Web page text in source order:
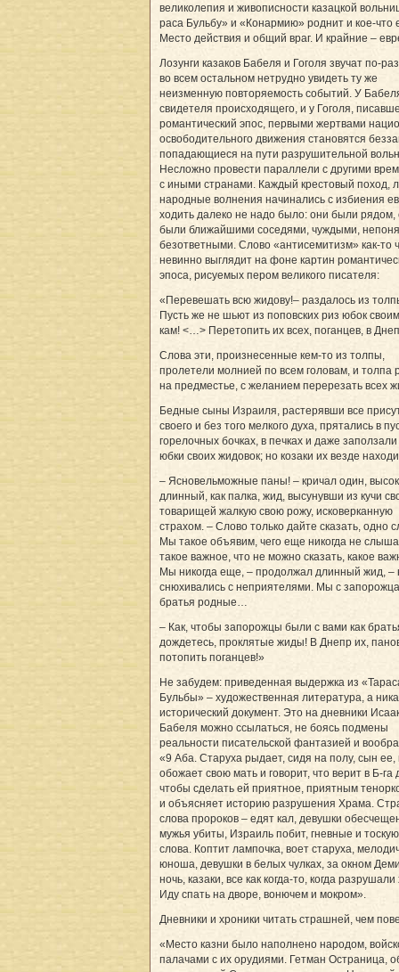
великолепия и живописности казацкой
ра­са Бульбу» и «Конармию» роднит и кое-что
Место действия и общий враг. И крайние –
Лозунги казаков Бабеля и Гоголя звучат по-
во всем остальном нетрудно увидеть ту же
неизменную повторяемость событий. У
свидетеля происходящего, и у Гоголя,
романтический эпос, первыми жертвами
освободительного движения становятся
попадающиеся на пути разрушительной
Несложно провести параллели с другими
с иными странами. Каждый крестовый поход,
народные волнения начинались с избиения
ходить далеко не надо было: они были рядом,
были ближайшими соседями, чуждыми,
безответными. Слово «антисемитизм» как-то
невинно выглядит на фоне картин
эпоса, рисуемых пером великого писателя:
«Перевешать всю жидову!– раздалось из
Пусть же не шьют из по­пов­ских риз юбок
кам! <…> Перетопить их всех, поганцев, в
Слова эти, произнесенные кем-то из толпы,
пролетели молнией по всем головам, и толпа
на предместье, с желанием перерезать всех
Бедные сыны Израиля, растерявши все
своего и без того мелкого духа, прятались в
горелочных бочках, в печках и даже
юбки своих жидовок; но козаки их везде
– Ясновельможные паны! – кричал один,
длинный, как палка, жид, высунувши из кучи
товарищей жалкую свою рожу, исковерканную
страхом. – Слово только дайте сказать, одно
Мы такое объявим, чего еще никогда не
такое важное, что не можно сказать, какое
Мы никогда еще, – продолжал длинный жид, –
снюхивались с неприятелями. Мы с
братья родные…
– Как, чтобы запорожцы были с вами как
дождетесь, проклятые жиды! В Днепр их,
потопить поганцев!»
Не забудем: приведенная выдержка из
Бульбы» – художественная литература, а
исторический документ. Это на дневники
Бабеля можно ссылаться, не боясь подмены
реальности писательской фантазией и
«9 Аба. Старуха рыдает, сидя на полу, сын ее,
обожает свою мать и говорит, что верит в Б-га
чтобы сделать ей приятное, приятным
и объясняет историю разрушения Храма.
слова пророков – едят кал, девушки
мужья убиты, Израиль побит, гневные и
слова. Коптит лампочка, воет старуха,
юноша, девушки в белых чулках, за окном
ночь, казаки, все как когда-то, когда
Иду спать на дворе, вонючем и мокром».
Дневники и хроники читать страшней, чем
«Место казни было наполнено народом,
палачами с их орудиями. Гетман Остраница,